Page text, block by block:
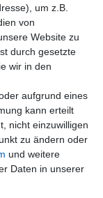
gelesen habe. Meine
es sich um ein Pflichtfeld.
um z.B.
von
Website zu
durch gesetzte
wir in den
aufgrund eines
kann erteilt
nicht einzuwilligen
zu ändern oder
und weitere
Daten in unserer